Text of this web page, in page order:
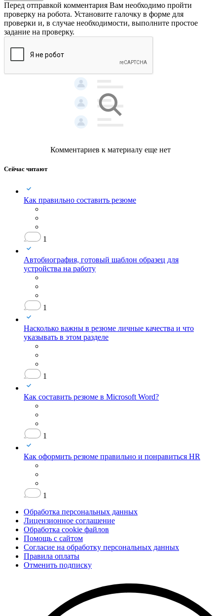
Перед отправкой комментария Вам необходимо пройти
проверку на робота. Установите галочку в форме для
проверки и, в случае необходимости, выполните простое
задание на проверку.
Комментариев к материалу еще нет
Сейчас читают
Как правильно составить резюме
1
Автобиография, готовый шаблон образец для
устройства на работу
1
Насколько важны в резюме личные качества и что
указывать в этом разделе
1
Как составить резюме в Microsoft Word?
1
Как оформить резюме правильно и понравиться HR
1
Обработка персональных данных
Лицензионное соглашение
Обработка cookie файлов
Помощь с сайтом
Согласие на обработку персональных данных
Правила оплаты
Отменить подписку